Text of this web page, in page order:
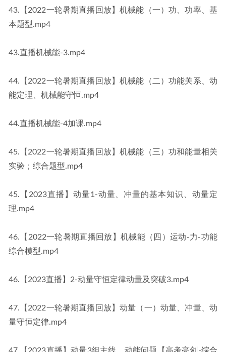
43.【2022一轮暑期直播回放】机械能（一）功、功率、基
本题型.mp4
43.直播机械能-3.mp4
44.【2022一轮暑期直播回放】机械能（二）功能关系、动
能定理、机械能守恒.mp4
44.直播机械能-4加课.mp4
45.【2022一轮暑期直播回放】机械能（三）功和能量相关
实验；综合题型.mp4
45.【2023直播】动量1-动量、冲量的基本知识、动量定
理.mp4
46.【2022一轮暑期直播回放】机械能（四）运动-力-功能
综合模型.mp4
46.【2023直播】2-动量守恒定律动量及突破3.mp4
47.【2022一轮暑期直播回放】动量（一）动量、冲量、动
量守恒定律.mp4